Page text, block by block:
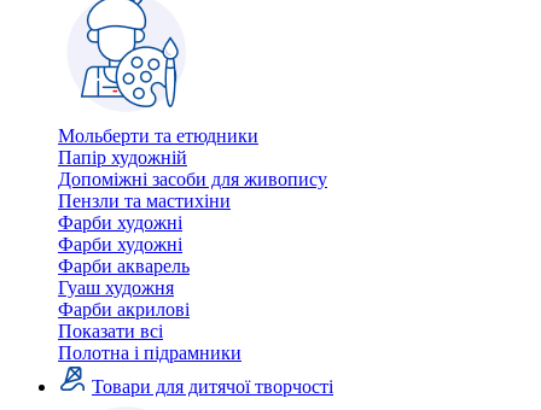
Мольберти та етюдники
Папір художній
Допоміжні засоби для живопису
Пензли та мастихіни
Фарби художні
Фарби художні
Фарби акварель
Гуаш художня
Фарби акрилові
Показати всі
Полотна і підрамники
Товари для дитячої творчості